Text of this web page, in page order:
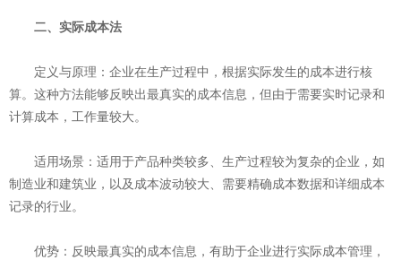
二、实际成本法
‌定义与原理‌：企业在生产过程中，根据实际发生的成本进行核
算。这种方法能够反映出最真实的成本信息，但由于需要实时记录和
计算成本，工作量较大。
‌适用场景‌：适用于产品种类较多、生产过程较为复杂的企业，如
制造业和建筑业，以及成本波动较大、需要精确成本数据和详细成本
记录的行业。
‌优势‌：反映最真实的成本信息，有助于企业进行实际成本管理，